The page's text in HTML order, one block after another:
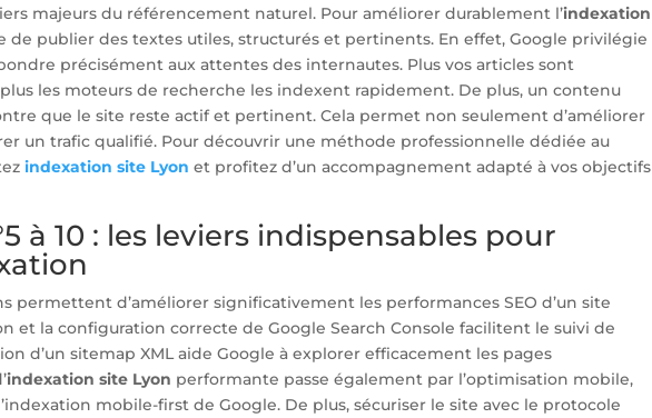
majeurs du référencement naturel. Pour améliorer durablement l’indexation
de publier des textes utiles, structurés et pertinents. En effet, Google privilégie
précisément aux attentes des internautes. Plus vos articles sont
les moteurs de recherche les indexent rapidement. De plus, un contenu
que le site reste actif et pertinent. Cela permet non seulement d’améliorer
un trafic qualifié. Pour découvrir une méthode professionnelle dédiée au
indexation site Lyon et profitez d’un accompagnement adapté à vos objectifs
à 10 : les leviers indispensables pour
permettent d’améliorer significativement les performances SEO d’un site
et la configuration correcte de Google Search Console facilitent le suivi de
d’un sitemap XML aide Google à explorer efficacement les pages
indexation site Lyon performante passe également par l’optimisation mobile,
mobile-first de Google. De plus, sécuriser le site avec le protocole